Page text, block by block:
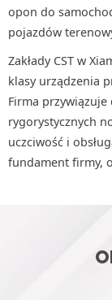
opon do
pojazdów
Zakłady CST w
klasy urządzenia
Firma
rygorystycznych
uczciwość i
fundament firmy,